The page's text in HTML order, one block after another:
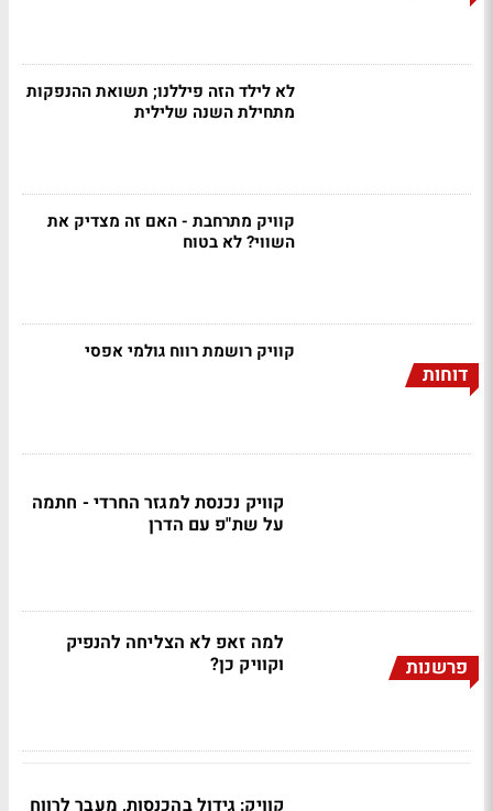
לא לילד הזה פיללנו; תשואת ההנפקות
מתחילת השנה שלילית
קוויק מתרחבת - האם זה מצדיק את
השווי? לא בטוח
דוחות
קוויק רושמת רווח גולמי אפסי
קוויק נכנסת למגזר החרדי - חתמה
על שת"פ עם הדרן
פרשנות
למה זאפ לא הצליחה להנפיק
וקוויק כן?
קוויק: גידול בהכנסות, מעבר לרווח